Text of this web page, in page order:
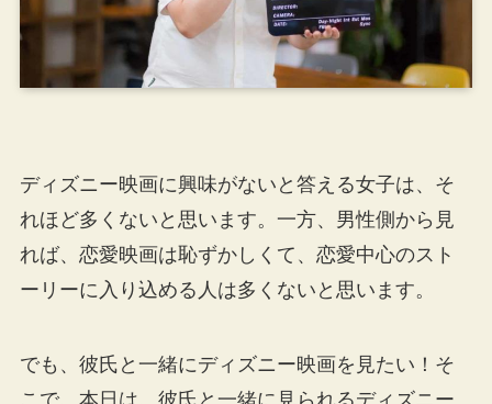
ディズニー映画に興味がないと答える女子は、そ
れほど多くないと思います。一方、男性側から見
れば、恋愛映画は恥ずかしくて、恋愛中心のスト
ーリーに入り込める人は多くないと思います。
でも、彼氏と一緒にディズニー映画を見たい！そ
こで、本日は、彼氏と一緒に見られるディズニー